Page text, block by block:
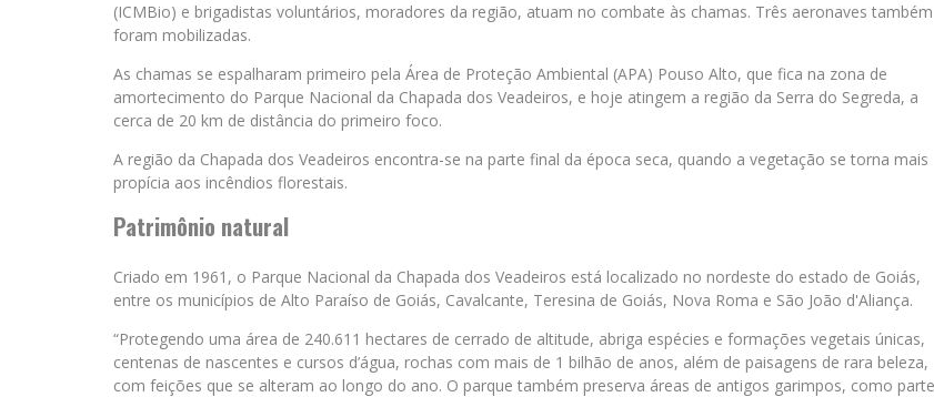
(ICMBio) e brigadistas voluntários, moradores da região, atuam no combate às chamas. Três aeronaves também
foram mobilizadas.
As chamas se espalharam primeiro pela Área de Proteção Ambiental (APA) Pouso Alto, que fica na zona de
amortecimento do Parque Nacional da Chapada dos Veadeiros, e hoje atingem a região da Serra do Segreda, a
cerca de 20 km de distância do primeiro foco.
A região da Chapada dos Veadeiros encontra-se na parte final da época seca, quando a vegetação se torna mais
propícia aos incêndios florestais.
Patrimônio natural
Criado em 1961, o Parque Nacional da Chapada dos Veadeiros está localizado no nordeste do estado de Goiás,
entre os municípios de Alto Paraíso de Goiás, Cavalcante, Teresina de Goiás, Nova Roma e São João d'Aliança.
“Protegendo uma área de 240.611 hectares de cerrado de altitude, abriga espécies e formações vegetais únicas,
centenas de nascentes e cursos d’água, rochas com mais de 1 bilhão de anos, além de paisagens de rara beleza,
com feições que se alteram ao longo do ano. O parque também preserva áreas de antigos garimpos, como parte